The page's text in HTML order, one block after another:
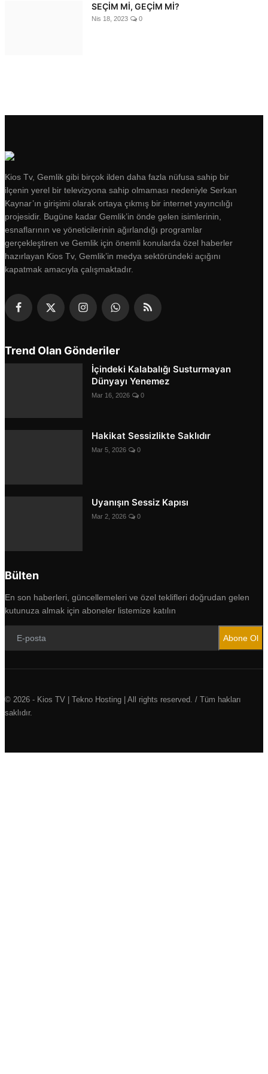
SEÇİM Mİ, GEÇİM Mİ?
Nis 18, 2023 0
Kios Tv, Gemlik gibi birçok ilden daha fazla nüfusa sahip bir
ilçenin yerel bir televizyona sahip olmaması nedeniyle Serkan
Kaynar’ın girişimi olarak ortaya çıkmış bir internet yayıncılığı
projesidir. Bugüne kadar Gemlik’in önde gelen isimlerinin,
esnaflarının ve yöneticilerinin ağırlandığı programlar
gerçekleştiren ve Gemlik için önemli konularda özel haberler
hazırlayan Kios Tv, Gemlik’in medya sektöründeki açığını
kapatmak amacıyla çalışmaktadır.
Trend Olan Gönderiler
İçindeki Kalabalığı Susturmayan
Dünyayı Yenemez
Mar 16, 2026 0
Hakikat Sessizlikte Saklıdır
Mar 5, 2026 0
Uyanışın Sessiz Kapısı
Mar 2, 2026 0
Bülten
En son haberleri, güncellemeleri ve özel teklifleri doğrudan gelen
kutunuza almak için aboneler listemize katılın
Abone Ol
© 2026 - Kios TV | Tekno Hosting | All rights reserved. / Tüm hakları
saklıdır.